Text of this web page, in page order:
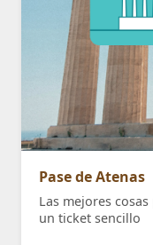
Pase de Atenas
Las mejores
un ticket sencillo